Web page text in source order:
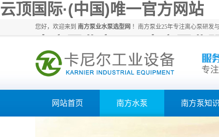
云顶国际·(中国)唯一官方网站
您好，欢迎来到 南方泵业水泵选型网 ！南方泵业25年专注离心泵研发
专
网站首页 南方水泵 南方泵知识